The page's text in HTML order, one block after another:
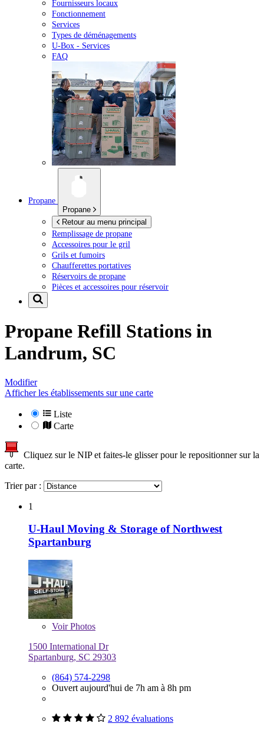
Fournisseurs locaux
Fonctionnement
Services
Types de déménagements
U-Box - Services
FAQ
Propane
Propane
Retour au menu principal
Remplissage de propane
Accessoires pour le gril
Grils et fumoirs
Chaufferettes portatives
Réservoirs de propane
Pièces et accessoires pour réservoir
Propane Refill Stations in
Landrum, SC
Modifier
Afficher les établissements sur une carte
Liste
Carte
Cliquez sur le NIP et faites-le glisser pour le repositionner sur la
carte.
Trier par :
1
U-Haul Moving & Storage of Northwest
Spartanburg
VoirPhotos
1500 International Dr
Spartanburg, SC 29303
(864) 574-2298
Ouvert aujourd'hui de 7h am à 8h pm
2 892 évaluations